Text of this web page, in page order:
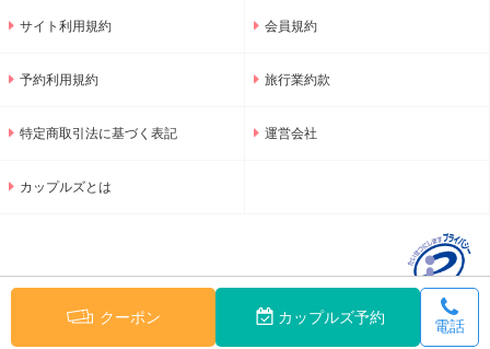
クーポン カップルズ予約 電話
サイト利用規約 会員規約
予約利用規約 旅行業約款
特定商取引法に基づく表記 運営会社
カップルズとは